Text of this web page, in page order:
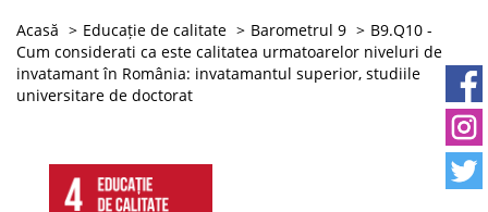
Acasă Educație de calitate Barometrul 9
B9.Q10 -
Cum considerati ca este calitatea urmatoarelor niveluri de
invatamant în România: invatamantul superior, studiile
universitare de doctorat